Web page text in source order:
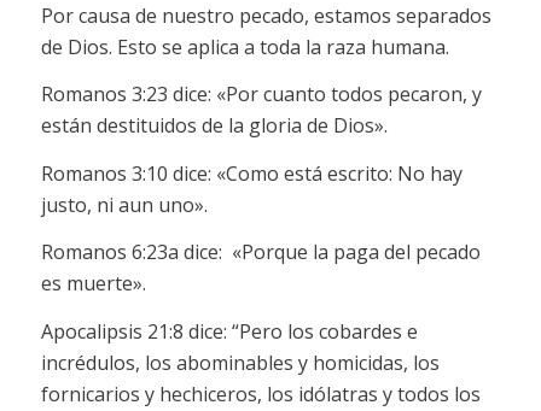
Por causa de nuestro pecado, estamos separados
de Dios. Esto se aplica a toda la raza humana.
Romanos 3:23 dice: «Por cuanto todos pecaron, y
están destituidos de la gloria de Dios».
Romanos 3:10 dice: «Como está escrito: No hay
justo, ni aun uno».
Romanos 6:23a dice: «Porque la paga del pecado
es muerte».
Apocalipsis 21:8 dice: “Pero los cobardes e
incrédulos, los abominables y homicidas, los
fornicarios y hechiceros, los idólatras y todos los